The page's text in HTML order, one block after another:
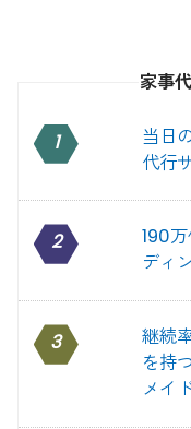
家事
1
当日
代行
2
190
ディ
3
継続
を持
メイ